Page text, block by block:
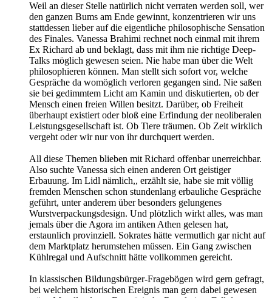
Weil an dieser Stelle natürlich nicht verraten werden soll, wer
den ganzen Bums am Ende gewinnt, konzentrieren wir uns
stattdessen lieber auf die eigentliche philosophische Sensation
des Finales. Vanessa Brahimi rechnet noch einmal mit ihrem
Ex Richard ab und beklagt, dass mit ihm nie richtige Deep-
Talks möglich gewesen seien. Nie habe man über die Welt
philosophieren können. Man stellt sich sofort vor, welche
Gespräche da womöglich verloren gegangen sind. Nie saßen
sie bei gedimmtem Licht am Kamin und diskutierten, ob der
Mensch einen freien Willen besitzt. Darüber, ob Freiheit
überhaupt existiert oder bloß eine Erfindung der neoliberalen
Leistungsgesellschaft ist. Ob Tiere träumen. Ob Zeit wirklich
vergeht oder wir nur von ihr durchquert werden.
All diese Themen blieben mit Richard offenbar unerreichbar.
Also suchte Vanessa sich einen anderen Ort geistiger
Erbauung. Im Lidl nämlich,, erzählt sie, habe sie mit völlig
fremden Menschen schon stundenlang erbauliche Gespräche
geführt, unter anderem über besonders gelungenes
Wurstverpackungsdesign. Und plötzlich wirkt alles, was man
jemals über die Agora im antiken Athen gelesen hat,
erstaunlich provinziell. Sokrates hätte vermutlich gar nicht auf
dem Marktplatz herumstehen müssen. Ein Gang zwischen
Kühlregal und Aufschnitt hätte vollkommen gereicht.
In klassischen Bildungsbürger-Fragebögen wird gern gefragt,
bei welchem historischen Ereignis man gern dabei gewesen